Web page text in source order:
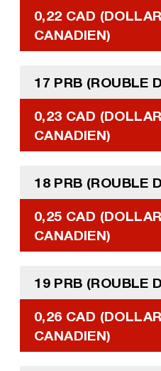
0,22 CAD (DOLLAR
CANADIEN)
17 PRB (ROUBLE
0,23 CAD (DOLLAR
CANADIEN)
18 PRB (ROUBLE
0,25 CAD (DOLLAR
CANADIEN)
19 PRB (ROUBLE
0,26 CAD (DOLLAR
CANADIEN)